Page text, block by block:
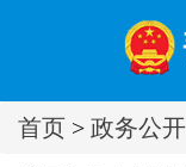
首页 > 政务公开